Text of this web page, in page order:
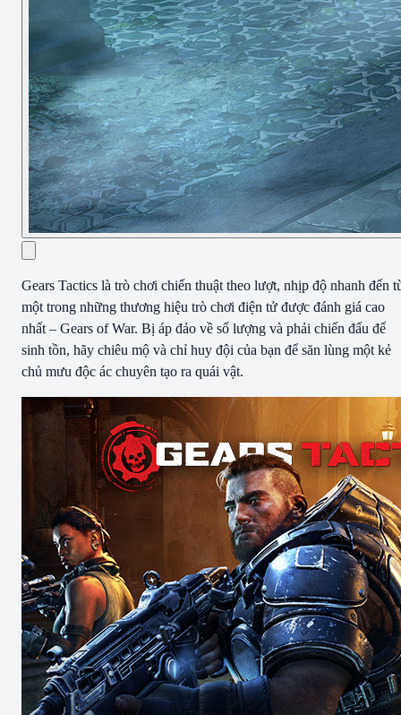
Gears Tactics là trò chơi chiến thuật theo lượt, nhịp độ nhanh đến
một trong những thương hiệu trò chơi điện tử được đánh giá cao
nhất – Gears of War. Bị áp đảo về số lượng và phải chiến đấu để
sinh tồn, hãy chiêu mộ và chỉ huy đội của bạn để săn lùng một kẻ
chủ mưu độc ác chuyên tạo ra quái vật.